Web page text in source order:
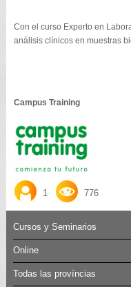
Con el curso Experto en
análisis clínicos en muestras
Campus Training
1 776
Cursos y Seminarios
Online
Todas las províncias